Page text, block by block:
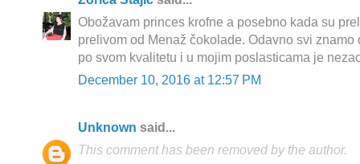
Obožavam princes krofne a posebno kada su
prelivom od Menaž čokolade. Odavno svi
po svom kvalitetu i u mojim poslasticama je
December 10, 2016 at 12:57 PM
Unknown said...
This comment has been removed by the author.